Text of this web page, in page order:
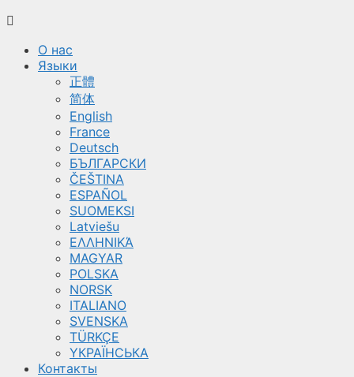
О нас
Языки
正體
简体
English
France
Deutsch
БЪЛГАРСКИ
ČEŠTINA
ESPAÑOL
SUOMEKSI
Latviešu
ΕΛΛΗΝΙΚΆ
MAGYAR
POLSKA
NORSK
ITALIANO
SVENSKA
TÜRKÇE
YКРАЇНСЬКА
Контакты